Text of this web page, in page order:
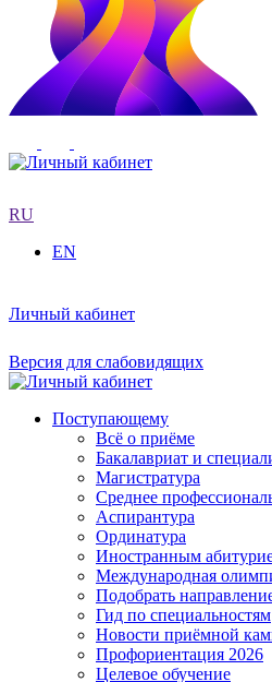
RU
EN
Личный кабинет
Версия для слабовидящих
Поступающему
Всё о приёме
Бакалавриат и
Магистратура
Среднее
Аспирантура
Ординатура
Иностранным
Международная
Подобрать
Гид по специальностям
Новости приёмной
Профориентация 2026
Целевое обучение